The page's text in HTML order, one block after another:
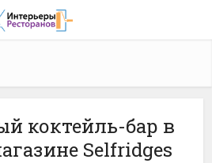
коктейль-бар в
Selfridges